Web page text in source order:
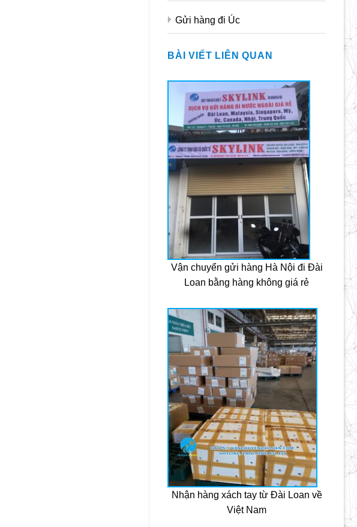
Gửi hàng đi Úc
BÀI VIẾT LIÊN QUAN
Vận chuyển gửi hàng Hà Nội đi Đài
Loan bằng hàng không giá rẻ
Nhận hàng xách tay từ Đài Loan về
Việt Nam